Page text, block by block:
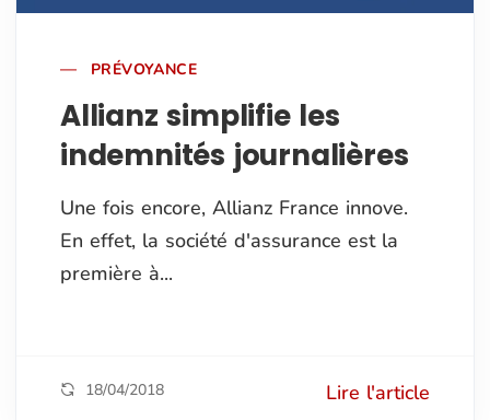
PRÉVOYANCE
Allianz simplifie les
indemnités journalières
Une fois encore, Allianz France innove.
En effet, la société d'assurance est la
première à...
18/04/2018 Lire l'article